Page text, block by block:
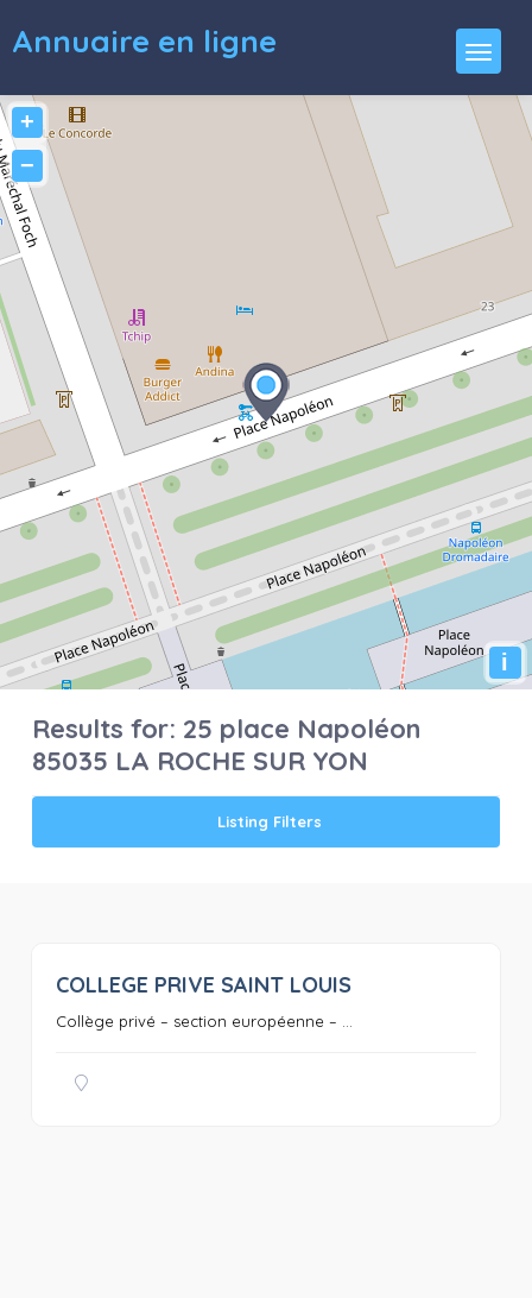
Annuaire en ligne
+
−
i
Results for: 25 place Napoléon
85035 LA ROCHE SUR YON
Listing Filters
COLLEGE PRIVE SAINT LOUIS
Collège privé – section européenne – ...